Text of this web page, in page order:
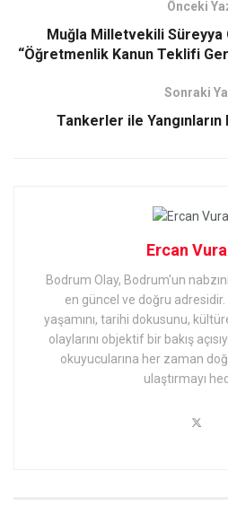
Önceki
Muğla Milletvekili Süreyya
“Öğretmenlik Kanun Teklifi
Sonraki
Tankerler ile
Ercan
Bodrum Olay, Bodrum'un
en güncel ve doğru
yaşamını, tarihi dokusunu,
olaylarını objektif bir bakış
okuyucularına her zaman
ulaştırmayı